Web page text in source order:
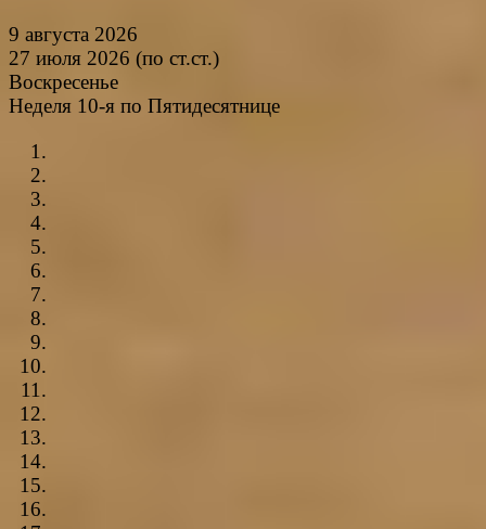
9 августа 2026
27 июля 2026 (по ст.ст.)
Воскресенье
Неделя 10-я по Пятидесятнице